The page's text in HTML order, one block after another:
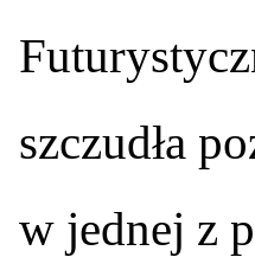
szczudła
w jednej z